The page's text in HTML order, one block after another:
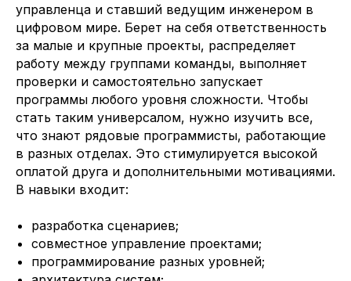
управленца и ставший ведущим инженером в
цифровом мире. Берет на себя ответственность
за малые и крупные проекты, распределяет
работу между группами команды, выполняет
проверки и самостоятельно запускает
программы любого уровня сложности. Чтобы
стать таким универсалом, нужно изучить все,
что знают рядовые программисты, работающие
в разных отделах. Это стимулируется высокой
оплатой друга и дополнительными мотивациями.
В навыки входит:
разработка сценариев;
совместное управление проектами;
программирование разных уровней;
Главная
Клиентам
Отправить резюме
Компания
О нас
Клиенты
Кейсы
Блог
Написать нам
Москва, Научный проезд 17